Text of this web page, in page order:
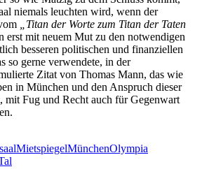
niemals leuchten wird, wenn der
„Titan der Worte zum Titan der Taten
erst mit neuem Mut zu den notwendigen
besseren politischen und finanziellen
so gerne verwendete, in der
Zitat von Thomas Mann, das wie
in München und den Anspruch dieser
mit Fug und Recht auch für Gegenwart
MietspiegelMünchenOlympia